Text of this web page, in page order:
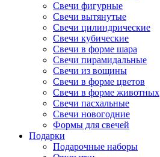
Свечи фигурные
Свечи вытянутые
Свечи цилиндрические
Свечи кубические
Свечи в форме шара
Свечи пирамидальные
Свечи из вощины
Свечи в форме цветов
Свечи в форме животных
Свечи пасхальные
Свечи новогодние
Формы для свечей
Подарки
Подарочные наборы